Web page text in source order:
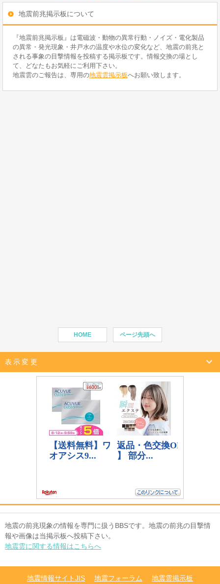
地震前兆掲示板について
『地震前兆掲示板』は電磁波・動物の異常行動・ノイズ・電化製品
の異常・発光現象・井戸水の温度や水位の変化など、地震の前兆と
される事象の目撃情報を投稿する掲示板です。情報交換の場とし
て、どなたもお気軽にご利用下さい。
地震雲のご報告は、専用の地震雲掲示板へお願い致します。
HOME ページ先頭へ
表示変更
地震の前兆現象の情報を専門に扱うBBSです。地震の前兆の目撃情
報や画像は当掲示板へ投稿下さい。
地震雲に関する情報はこちらへ
地震情報サイトJIS 地震フォーラム 地震雲掲示板